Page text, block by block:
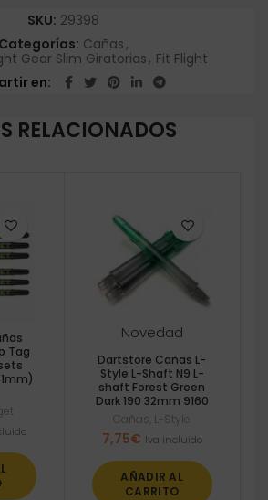
SKU: 29398
Categorías: Cañas,
Gear Slim Giratorias, Fit Flight
en
RELACIONADOS
Tag
Novedad
Dartstore Cañas L-
Style L-Shaft N9 L-
shaft Forest Green
Dark 190 32mm 9160
Cañas L-Style
7,75€ Iva incluido
AÑADIR AL
CARRITO